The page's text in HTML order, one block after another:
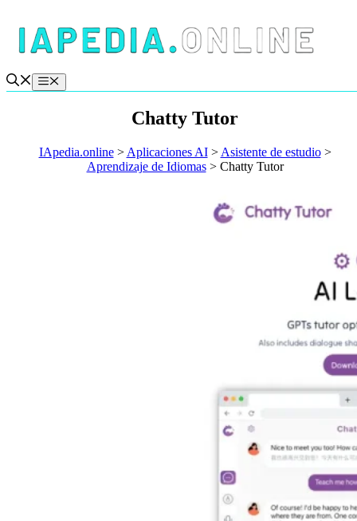
contenido
Menú
Chatty Tutor
IApedia.online> Aplicaciones AI> Asistente de estudio>
Aprendizaje de Idiomas> Chatty Tutor